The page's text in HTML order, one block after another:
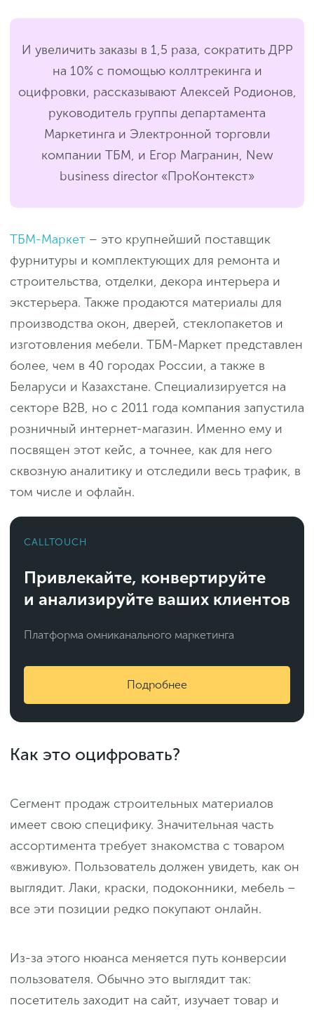
И увеличить заказы в 1,5 раза, сократить ДРР
на 10% с помощью коллтрекинга и
оцифровки, рассказывают Алексей Родионов,
руководитель группы департамента
Маркетинга и Электронной торговли
компании ТБМ, и Егор Магранин, New
business director «ПроКонтекст»
ТБМ-Маркет – это крупнейший поставщик
фурнитуры и комплектующих для ремонта и
строительства, отделки, декора интерьера и
экстерьера. Также продаются материалы для
производства окон, дверей, стеклопакетов и
изготовления мебели. ТБМ-Маркет представлен
более, чем в 40 городах России, а также в
Беларуси и Казахстане. Специализируется на
секторе B2B, но с 2011 года компания запустила
розничный интернет-магазин. Именно ему и
посвящен этот кейс, а точнее, как для него
сквозную аналитику и отследили весь трафик, в
том числе и офлайн.
CALLTOUCH
Привлекайте, конвертируйте
и анализируйте ваших клиентов
Платформа омниканального маркетинга
Подробнее
Как это оцифровать?
Сегмент продаж строительных материалов
имеет свою специфику. Значительная часть
ассортимента требует знакомства с товаром
«вживую». Пользователь должен увидеть, как он
выглядит. Лаки, краски, подоконники, мебель –
все эти позиции редко покупают онлайн.
Из-за этого нюанса меняется путь конверсии
пользователя. Обычно это выглядит так:
посетитель заходит на сайт, изучает товар и